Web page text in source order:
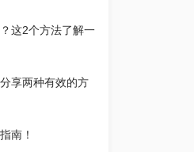
这2个方法了解一
享两种有效的方
南！